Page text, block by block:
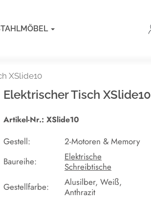
XSlide10
Elektrischer Tisch XSlide10
Artikel-Nr.: XSlide10
Gestell:
2-Motoren & Memory
Baureihe:
Elektrische
Schreibtische
Gestellfarbe:
Alusilber, Weiß,
Anthrazit